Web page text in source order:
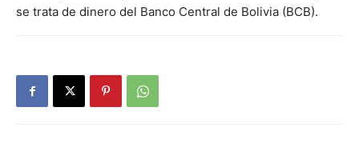
se trata de dinero del Banco Central de Bolivia (BCB).